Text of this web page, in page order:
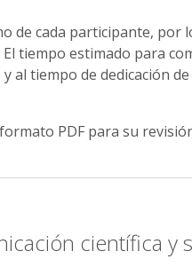
de cada participante, por
tiempo estimado para
al tiempo de dedicación de
PDF para su
científica y